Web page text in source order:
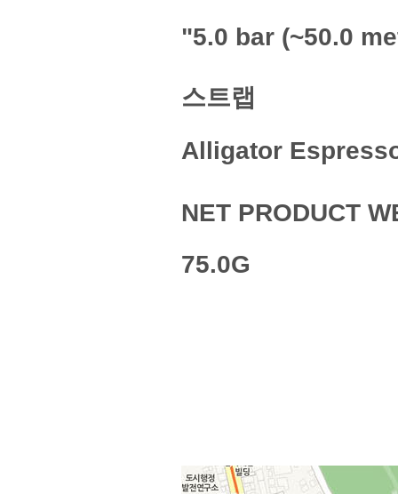
"5.0 bar (~50.0
스트랩
Alligator
NET PRODUCT
75.0G